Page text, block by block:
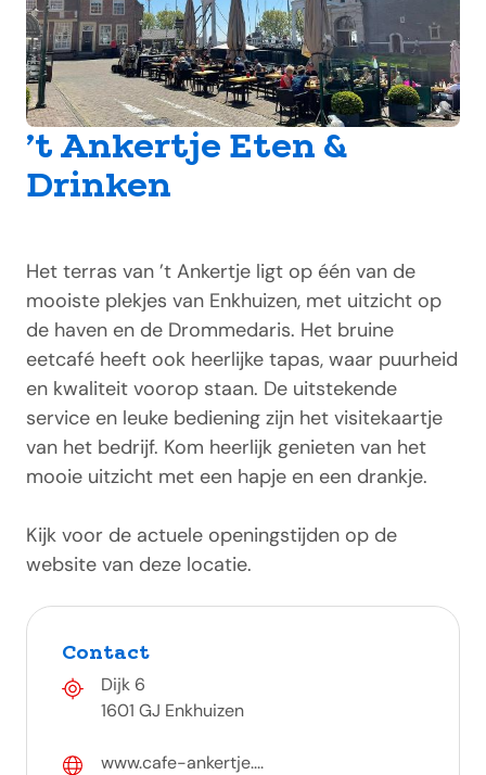
’t Ankertje Eten &
Drinken
Het terras van ’t Ankertje ligt op één van de
mooiste plekjes van Enkhuizen, met uitzicht op
de haven en de Drommedaris. Het bruine
eetcafé heeft ook heerlijke tapas, waar puurheid
en kwaliteit voorop staan. De uitstekende
service en leuke bediening zijn het visitekaartje
van het bedrijf. Kom heerlijk genieten van het
mooie uitzicht met een hapje en een drankje.
Kijk voor de actuele openingstijden op de
website van deze locatie.
Contact
Dijk 6
1601 GJ Enkhuizen
www.cafe-ankertje....